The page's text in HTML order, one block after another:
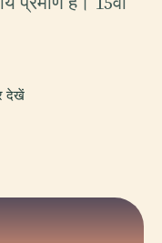
देखें